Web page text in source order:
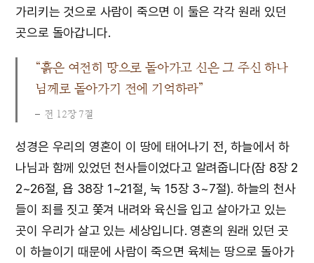
가리키는 것으로 사람이 죽으면 이 둘은 각각 원래 있던
곳으로 돌아갑니다.
“흙은 여전히 땅으로 돌아가고 신은 그 주신 하나
님께로 돌아가기 전에 기억하라”
전 12장 7절
성경은 우리의 영혼이 이 땅에 태어나기 전, 하늘에서 하
나님과 함께 있었던 천사들이었다고 알려줍니다(잠 8장 2
2~26절, 욥 38장 1~21절, 눅 15장 3~7절). 하늘의 천사
들이 죄를 짓고 쫓겨 내려와 육신을 입고 살아가고 있는
곳이 우리가 살고 있는 세상입니다. 영혼의 원래 있던 곳
이 하늘이기 때문에 사람이 죽으면 육체는 땅으로 돌아가